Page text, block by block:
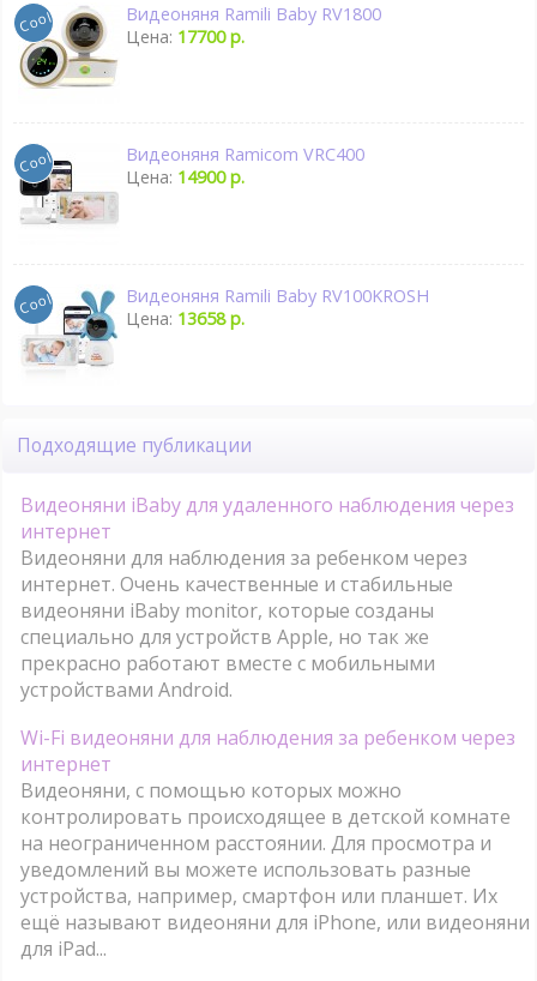
Видеоняня Ramili Baby RV1800
Цена: 17700 р.
Видеоняня Ramicom VRC400
Цена: 14900 р.
Видеоняня Ramili Baby RV100KROSH
Цена: 13658 р.
Подходящие публикации
Видеоняни iBaby для удаленного наблюдения через
интернет
Видеоняни для наблюдения за ребенком через
интернет. Очень качественные и стабильные
видеоняни iBaby monitor, которые созданы
специально для устройств Apple, но так же
прекрасно работают вместе с мобильными
устройствами Android.
Wi-Fi видеоняни для наблюдения за ребенком через
интернет
Видеоняни, с помощью которых можно
контролировать происходящее в детской комнате
на неограниченном расстоянии. Для просмотра и
уведомлений вы можете использовать разные
устройства, например, смартфон или планшет. Их
ещё называют видеоняни для iPhone, или видеоняни
для iPad...